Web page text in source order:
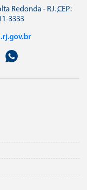
Redonda - RJ.CEP:
3333